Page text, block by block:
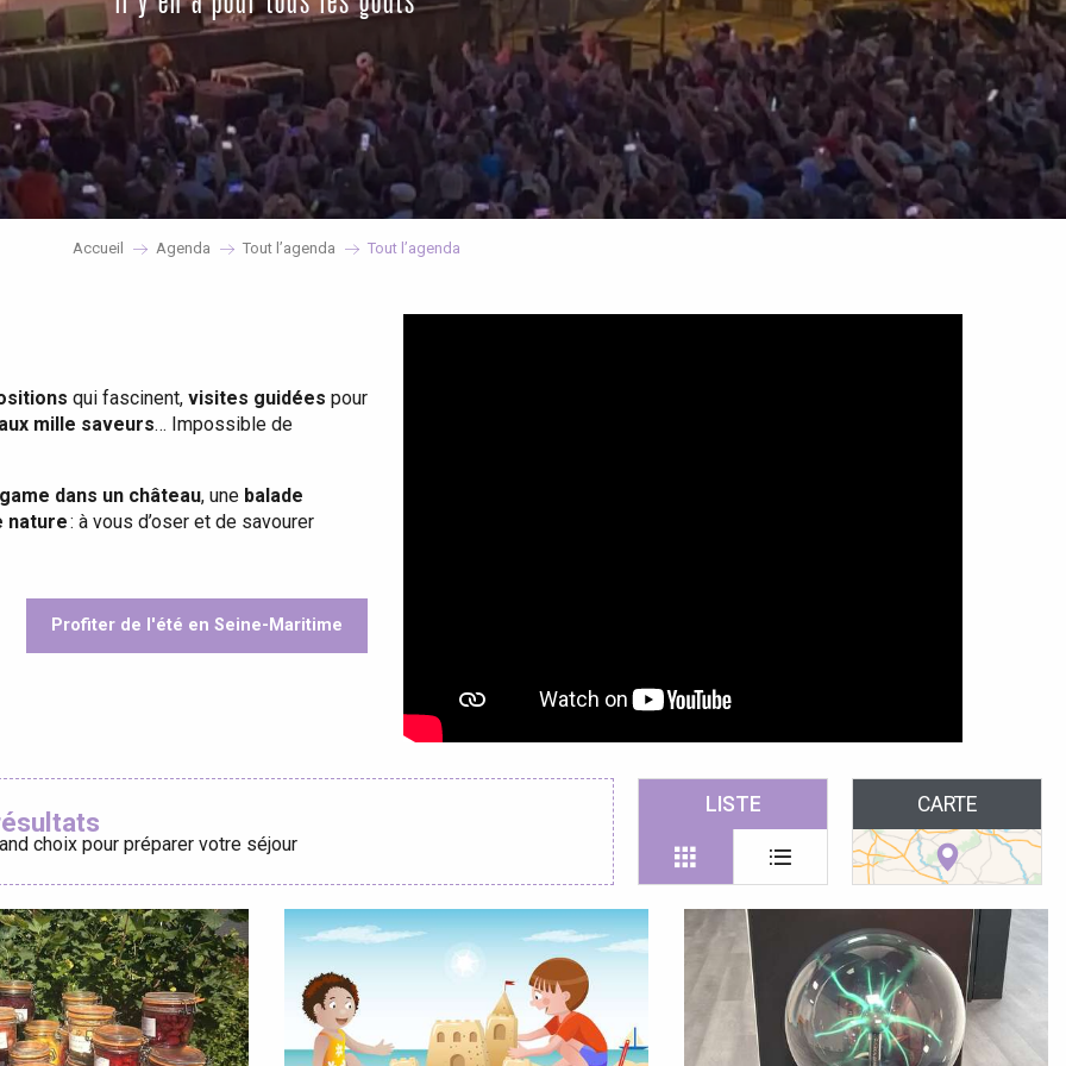
Accueil Agenda Tout l’agenda Tout l’agenda
qui fascinent, visites guidées pour
mille saveurs… Impossible de
dans un château, une balade
nature: à vous d’oser et de savourer
Profiter de l'été en Seine-Maritime
choix pour préparer votre séjour
LISTE CARTE